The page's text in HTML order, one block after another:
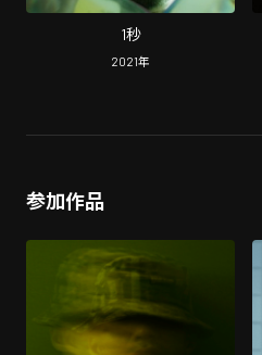
1秒
2021年
参加作品